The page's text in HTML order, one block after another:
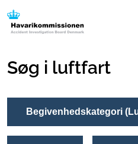
Søg i luftfart
Begivenhedskategori